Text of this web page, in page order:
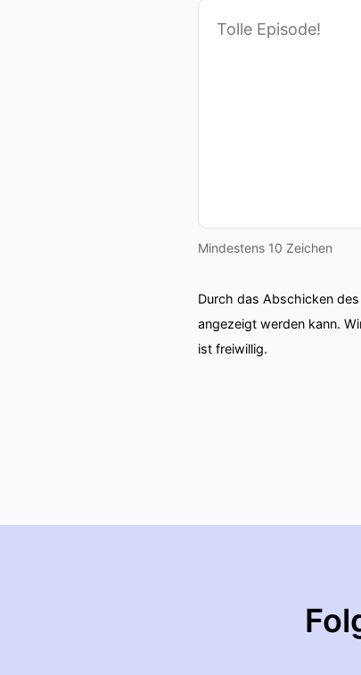
Mindestens 10 Zeichen
Durch das Abschicken
angezeigt werden kann.
ist freiwillig.